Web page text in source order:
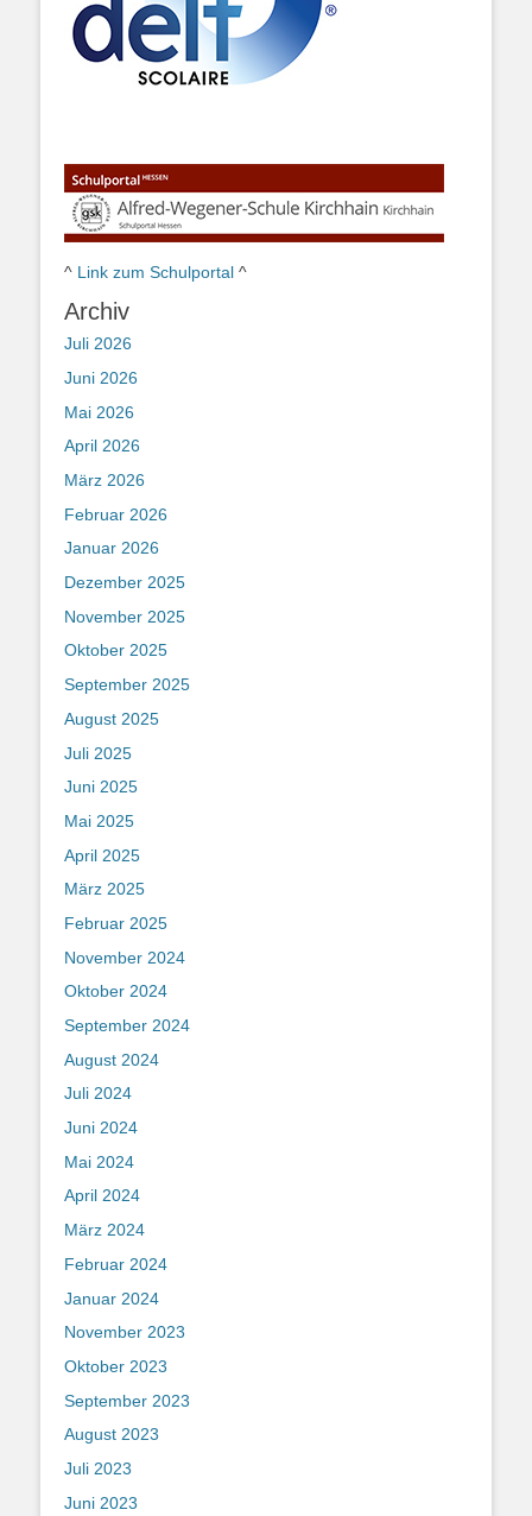
^ Link zum Schulportal ^
Archiv
Juli 2026
Juni 2026
Mai 2026
April 2026
März 2026
Februar 2026
Januar 2026
Dezember 2025
November 2025
Oktober 2025
September 2025
August 2025
Juli 2025
Juni 2025
Mai 2025
April 2025
März 2025
Februar 2025
November 2024
Oktober 2024
September 2024
August 2024
Juli 2024
Juni 2024
Mai 2024
April 2024
März 2024
Februar 2024
Januar 2024
November 2023
Oktober 2023
September 2023
August 2023
Juli 2023
Juni 2023